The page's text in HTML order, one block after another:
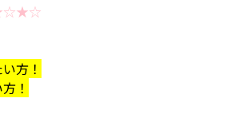
方！
！